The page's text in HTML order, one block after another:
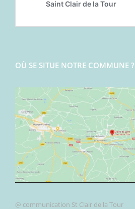
OÙ SE SITUE NOTRE COMMUNE ?
@ communication St Clair de la Tour